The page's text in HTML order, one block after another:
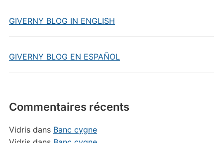
GIVERNY BLOG IN ENGLISH
GIVERNY BLOG EN ESPAÑOL
Commentaires récents
Vidrisdans Banc cygne